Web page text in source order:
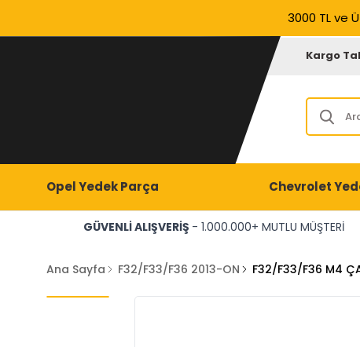
3000 TL ve
Kargo
Opel Yedek Parça Chevrolet
GÜVENLİ ALIŞVERİŞ - 1.000.000+ MUTLU MÜŞTERİ
Ana Sayfa F32/F33/F36 2013-ON F32/F33/F36 M4